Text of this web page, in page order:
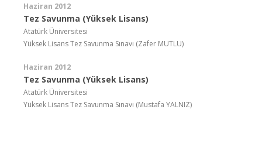
Haziran 2012
Tez Savunma (Yüksek Lisans)
Atatürk Üniversitesi
Yüksek Lisans Tez Savunma Sınavı (Zafer MUTLU)
Haziran 2012
Tez Savunma (Yüksek Lisans)
Atatürk Üniversitesi
Yüksek Lisans Tez Savunma Sınavı (Mustafa YALNIZ)